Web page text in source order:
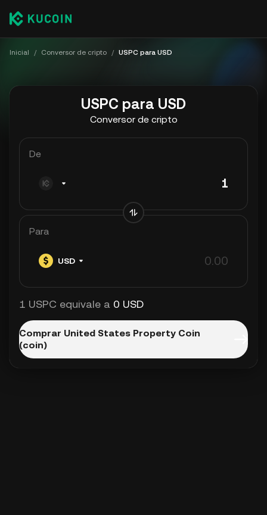
Inicial / Conversor de cripto / USPC para USD
USPC para USD
Conversor de cripto
De
Para
USD
1 USPC equivale a 0 USD
Comprar United States Property Coin
(coin)